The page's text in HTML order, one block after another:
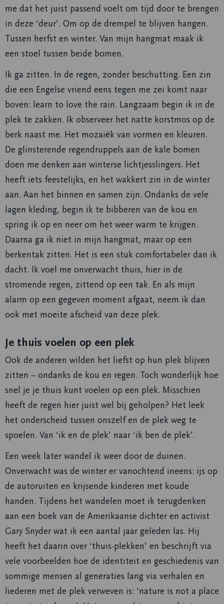
me dat het juist passend voelt om tijd door te brengen
in deze ‘deur’. Om op de drempel te blijven hangen.
Tussen herfst en winter. Van mijn hangmat maak ik
een stoel tussen beide bomen.
Ik ga zitten. In de regen, zonder beschutting. Een zin
die een Engelse vriend eens tegen me zei komt naar
boven: learn to love the rain. Langzaam begin ik in de
plek te zakken. Ik observeer het natte korstmos op de
berk naast me. Het mozaiëk van vormen en kleuren.
De glinsterende regendruppels aan de kale bomen
doen me denken aan winterse lichtjesslingers. Het
heeft iets feestelijks, en het wakkert zin in de winter
aan. Aan het binnen en samen zijn. Ondanks de vele
lagen kleding, begin ik te bibberen van de kou en
spring ik op en neer om het weer warm te krijgen.
Daarna ga ik niet in mijn hangmat, maar op een
berkentak zitten. Het is een stuk comfortabeler dan ik
dacht. Ik voel me onverwacht thuis, hier in de
stromende regen, zittend op een tak. En als mijn
alarm op een gegeven moment afgaat, neem ik dan
ook met moeite afscheid van deze plek.
Je thuis voelen op een plek
Ook de anderen wilden het liefst op hun plek blijven
zitten – ondanks de kou en regen. Toch wonderlijk hoe
snel je je thuis kunt voelen op een plek. Misschien
heeft de regen hier juist wel bij geholpen? Het leek
het onderscheid tussen onszelf en de plek weg te
spoelen. Van ‘ik en de plek’ naar ‘ik ben de plek’.
Een week later wandel ik weer door de duinen.
Onverwacht was de winter er vanochtend ineens: ijs op
de autoruiten en krijsende kinderen met koude
handen. Tijdens het wandelen moet ik terugdenken
aan een boek van de Amerikaanse dichter en activist
Gary Snyder wat ik een aantal jaar geleden las. Hij
heeft het daarin over ‘thuis-plekken’ en beschrijft via
vele voorbeelden hoe de identiteit en geschiedenis van
sommige mensen al generaties lang via verhalen en
liederen met de plek verweven is: ‘nature is not a place